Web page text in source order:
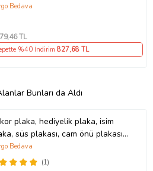
Bedava
,46 TL
%40 İndirim 827,68 TL
Bunları da Aldı
plaka, hediyelik plaka, isim
süs plakası, cam önü plakası,
plakası (Sarı-Siyah)
(1)
Bedava